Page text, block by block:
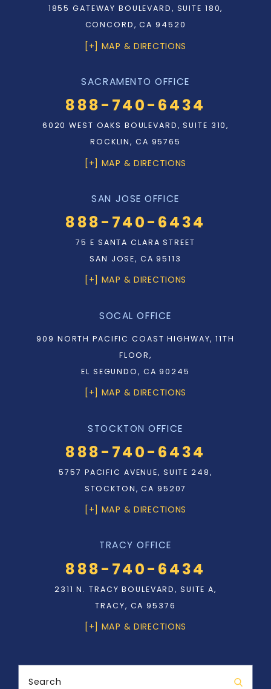
1855 GATEWAY BOULEVARD, SUITE 180,
CONCORD, CA 94520
[+] MAP & DIRECTIONS
SACRAMENTO OFFICE
888-740-6434
6020 WEST OAKS BOULEVARD, SUITE 310,
ROCKLIN, CA 95765
[+] MAP & DIRECTIONS
SAN JOSE OFFICE
888-740-6434
75 E SANTA CLARA STREET
SAN JOSE, CA 95113
[+] MAP & DIRECTIONS
SOCAL OFFICE
909 NORTH PACIFIC COAST HIGHWAY, 11TH
FLOOR,
EL SEGUNDO, CA 90245
[+] MAP & DIRECTIONS
STOCKTON OFFICE
888-740-6434
5757 PACIFIC AVENUE, SUITE 248,
STOCKTON, CA 95207
[+] MAP & DIRECTIONS
TRACY OFFICE
888-740-6434
2311 N. TRACY BOULEVARD, SUITE A,
TRACY, CA 95376
[+] MAP & DIRECTIONS
Search